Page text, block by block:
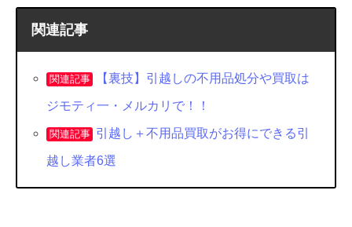
関連記事
関連記事 【裏技】引越しの不用品処分や買取は
ジモティ一・メルカリで！！
関連記事 引越し＋不用品買取がお得にできる引
越し業者6選